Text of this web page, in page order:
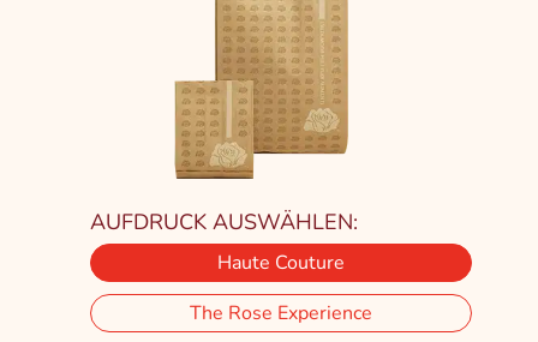
Haute Couture
The Rose Experience
AUFDRUCK AUSWÄHLEN: